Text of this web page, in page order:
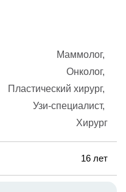
Маммолог
Онколог
Пластический хирург
Узи-специалист
Хирург
16 лет